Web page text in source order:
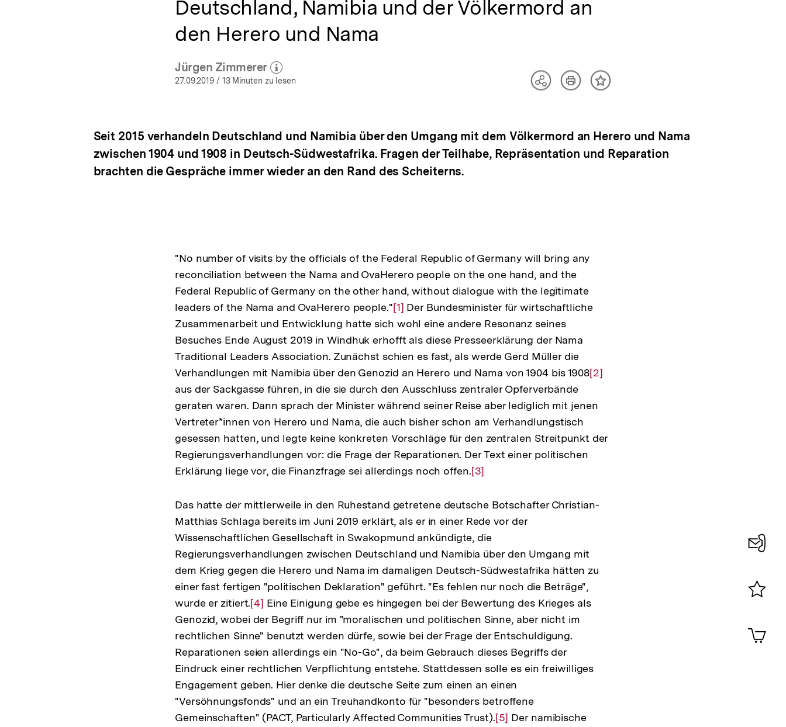
Deutschland, Namibia und der Völkermord an
den Herero und Nama
Jürgen Zimmerer
(Mehr zum Autor)
öffnen
27.09.2019 / 13 Minuten zu lesen
TeilenArtikelInhalt
Seit 2015 verhandeln Deutschland und Namibia über den Umgang mit dem Völkermord an Herero und Nama
zwischen 1904 und 1908 in Deutsch-Südwestafrika. Fragen der Teilhabe, Repräsentation und Reparation
brachten die Gespräche immer wieder an den Rand des Scheiterns.
"No number of visits by the officials of the Federal Republic of Germany will bring any
reconciliation between the Nama and OvaHerero people on the one hand, and the
Federal Republic of Germany on the other hand, without dialogue with the legitimate
leaders of the Nama and OvaHerero people."Zur
Auflösung
der
Fußnote
[1] Der Bundesminister für wirtschaftliche
Zusammenarbeit und Entwicklung hatte sich wohl eine andere Resonanz seines
Besuches Ende August 2019 in Windhuk erhofft als diese Presseerklärung der Nama
Traditional Leaders Association. Zunächst schien es fast, als werde Gerd Müller die
Verhandlungen mit Namibia über den Genozid an Herero und Nama von 1904 bis 1908Zur
der
[2]
aus der Sackgasse führen, in die sie durch den Ausschluss zentraler Opferverbände
geraten waren. Dann sprach der Minister während seiner Reise aber lediglich mit jenen
Vertreter*innen von Herero und Nama, die auch bisher schon am Verhandlungstisch
gesessen hatten, und legte keine konkreten Vorschläge für den zentralen Streitpunkt der
Regierungsverhandlungen vor: die Frage der Reparationen. Der Text einer politischen
Erklärung liege vor, die Finanzfrage sei allerdings noch offen.Zur
der
Fußnote
[3]
Das hatte der mittlerweile in den Ruhestand getretene deutsche Botschafter Christian-
Matthias Schlaga bereits im Juni 2019 erklärt, als er in einer Rede vor der
Wissenschaftlichen Gesellschaft in Swakopmund ankündigte, die
Regierungsverhandlungen zwischen Deutschland und Namibia über den Umgang mit
dem Krieg gegen die Herero und Nama im damaligen Deutsch-Südwestafrika hätten zu
einer fast fertigen "politischen Deklaration" geführt. "Es fehlen nur noch die Beträge",
wurde er zitiert.Zur
Auflösung
der
Fußnote
[4] Eine Einigung gebe es hingegen bei der Bewertung des Krieges als
Genozid, wobei der Begriff nur im "moralischen und politischen Sinne, aber nicht im
rechtlichen Sinne" benutzt werden dürfe, sowie bei der Frage der Entschuldigung.
Reparationen seien allerdings ein "No-Go", da beim Gebrauch dieses Begriffs der
Eindruck einer rechtlichen Verpflichtung entstehe. Stattdessen solle es ein freiwilliges
Engagement geben. Hier denke die deutsche Seite zum einen an einen
"Versöhnungsfonds" und an ein Treuhandkonto für "besonders betroffene
Gemeinschaften" (PACT, Particularly Affected Communities Trust).Zur
[5] Der namibische